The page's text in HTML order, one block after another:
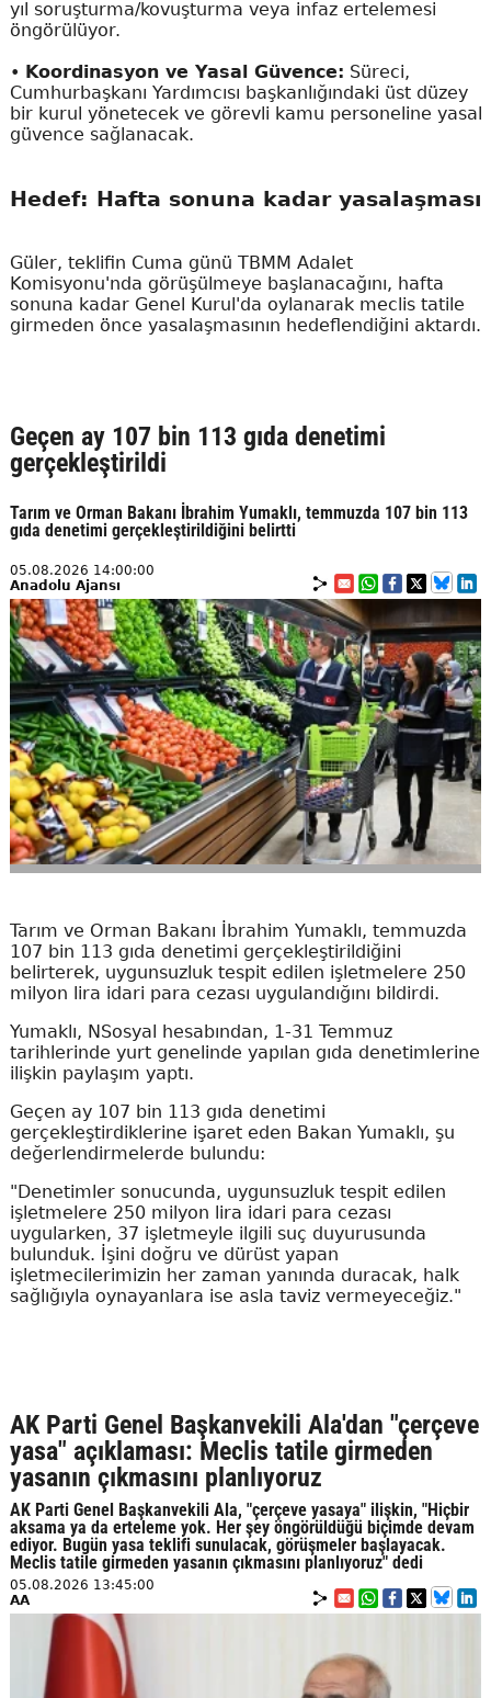
yıl soruşturma/kovuşturma veya infaz ertelemesi
öngörülüyor.
• Koordinasyon ve Yasal Güvence: Süreci,
Cumhurbaşkanı Yardımcısı başkanlığındaki üst düzey
bir kurul yönetecek ve görevli kamu personeline yasal
güvence sağlanacak.
Hedef: Hafta sonuna kadar yasalaşması
Güler, teklifin Cuma günü TBMM Adalet
Komisyonu'nda görüşülmeye başlanacağını, hafta
sonuna kadar Genel Kurul'da oylanarak meclis tatile
girmeden önce yasalaşmasının hedeflendiğini aktardı.
Geçen ay 107 bin 113 gıda denetimi
gerçekleştirildi
Tarım ve Orman Bakanı İbrahim Yumaklı, temmuzda 107 bin 113
gıda denetimi gerçekleştirildiğini belirtti
05.08.2026 14:00:00
Anadolu Ajansı
Tarım ve Orman Bakanı İbrahim Yumaklı, temmuzda
107 bin 113 gıda denetimi gerçekleştirildiğini
belirterek, uygunsuzluk tespit edilen işletmelere 250
milyon lira idari para cezası uygulandığını bildirdi.
Yumaklı, NSosyal hesabından, 1-31 Temmuz
tarihlerinde yurt genelinde yapılan gıda denetimlerine
ilişkin paylaşım yaptı.
Geçen ay 107 bin 113 gıda denetimi
gerçekleştirdiklerine işaret eden Bakan Yumaklı, şu
değerlendirmelerde bulundu:
"Denetimler sonucunda, uygunsuzluk tespit edilen
işletmelere 250 milyon lira idari para cezası
uygularken, 37 işletmeyle ilgili suç duyurusunda
bulunduk. İşini doğru ve dürüst yapan
işletmecilerimizin her zaman yanında duracak, halk
sağlığıyla oynayanlara ise asla taviz vermeyeceğiz."
AK Parti Genel Başkanvekili Ala'dan "çerçeve
yasa" açıklaması: Meclis tatile girmeden
yasanın çıkmasını planlıyoruz
AK Parti Genel Başkanvekili Ala, "çerçeve yasaya" ilişkin, "Hiçbir
aksama ya da erteleme yok. Her şey öngörüldüğü biçimde devam
ediyor. Bugün yasa teklifi sunulacak, görüşmeler başlayacak.
Meclis tatile girmeden yasanın çıkmasını planlıyoruz" dedi
05.08.2026 13:45:00
AA